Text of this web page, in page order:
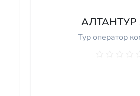
АЛТАНТУР
Тур оператор